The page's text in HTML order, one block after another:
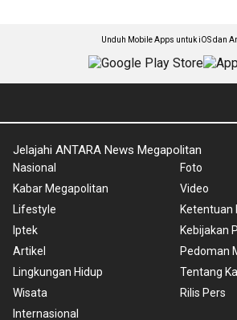
Unduh Mobile Apps untuk iOS dan
Jelajahi ANTARA News Megapolitan
Nasional
Kabar Megapolitan
Lifestyle
Iptek
Artikel
Lingkungan Hidup
Wisata
Internasional
Foto
Video
Ketentuan
Kebijakan
Pedoman
Tentang
Rilis Pers